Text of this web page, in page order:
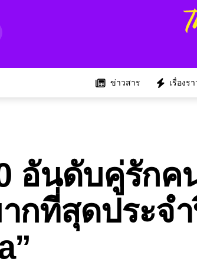
ข่าวสาร เรื่องร
อันดับคู่รัก
กที่สุดประจ